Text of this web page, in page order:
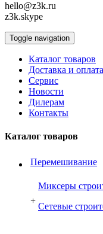
hello@z3k.ru
z3k.skype
Toggle navigation
Каталог товаров
Доставка и оплата
Сервис
Новости
Дилерам
Контакты
Каталог товаров
Перемешивание
+
Миксеры
Сетевые